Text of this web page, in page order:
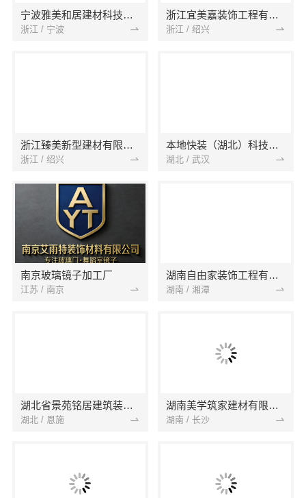
宁波雅美和居建材科技有限公司
浙江 / 宁波
浙江宜美嘉装饰工程有限公司
浙江 / 绍兴
浙江臻美新型建材有限公司
浙江 / 绍兴
本地快装（湖北）科技有限公司
湖北 / 武汉
南京玻璃镜子加工厂
江苏 / 南京
湖南自由家装饰工程有限公司
湖南 / 湘潭
湖北省景苑铭居建筑装饰有限公司
湖北 / 恩施
湖南美学筑家建材有限公司
湖南 / 长沙